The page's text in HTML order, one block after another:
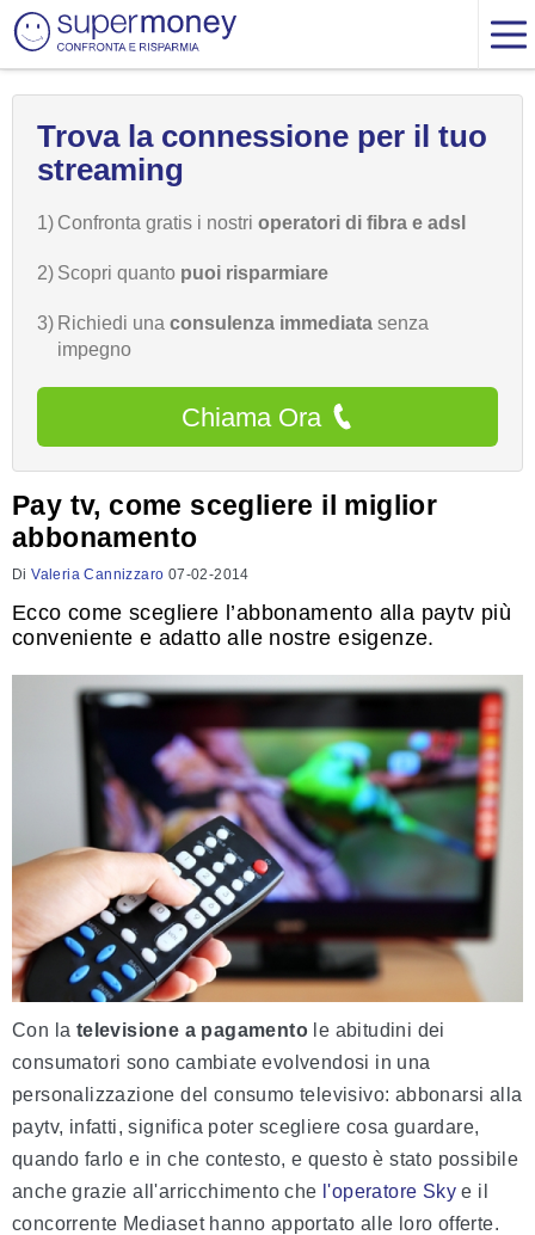
Trova la connessione per il tuo
streaming
1) Confronta gratis i nostri operatori di fibra e adsl
2) Scopri quanto puoi risparmiare
3) Richiedi una consulenza immediata senza
impegno
Chiama Ora
Pay tv, come scegliere il miglior
abbonamento
DiValeria Cannizzaro 07-02-2014
Ecco come scegliere l’abbonamento alla paytv più
conveniente e adatto alle nostre esigenze.
Con la televisione a pagamento le abitudini dei
consumatori sono cambiate evolvendosi in una
personalizzazione del consumo televisivo: abbonarsi alla
paytv, infatti, significa poter scegliere cosa guardare,
quando farlo e in che contesto, e questo è stato possibile
anche grazie all'arricchimento che l'operatore Sky e il
concorrente Mediaset hanno apportato alle loro offerte.